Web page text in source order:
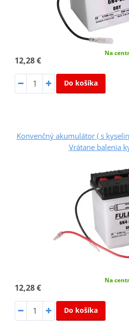
12,28 €
Na
Do košíka
Konvenčný akumulátor ( s
Vrátane balenia
12,28 €
Na
Do košíka